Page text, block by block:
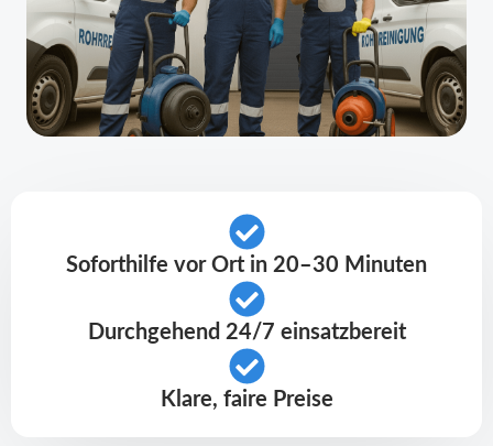
Soforthilfe vor Ort in 20–30 Minuten
Durchgehend 24/7 einsatzbereit
Klare, faire Preise